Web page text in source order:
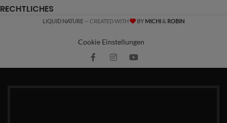
RECHTLICHES
LIQUID NATURE — CREATED WITH BY MICHI& ROBIN
Cookie Einstellungen